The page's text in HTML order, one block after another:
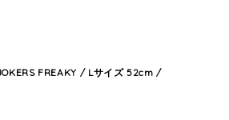
FREAKY / Lサイズ 52cm /